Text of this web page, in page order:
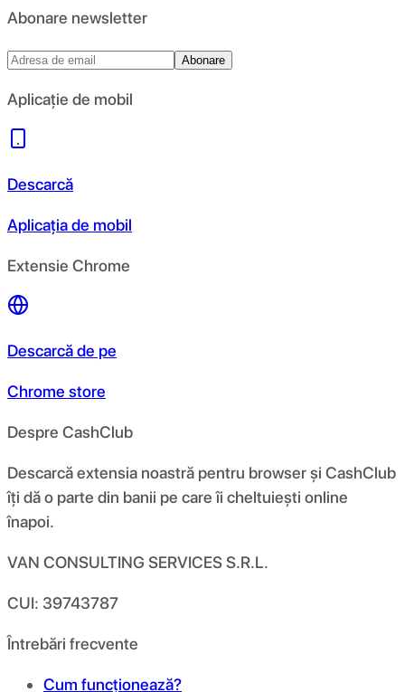
Abonare newsletter
Abonare
Aplicație de mobil
Descarcă
Aplicația de mobil
Extensie Chrome
Descarcă de pe
Chrome store
Despre CashClub
Descarcă extensia noastră pentru browser și CashClub
îți dă o parte din banii pe care îi cheltuiești online
înapoi.
VAN CONSULTING SERVICES S.R.L.
CUI: 39743787
Întrebări frecvente
Cum funcționează?